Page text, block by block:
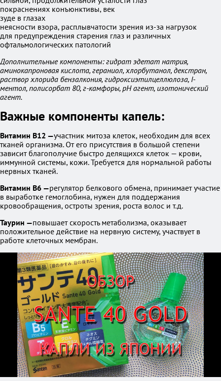
покраснениях конъюнктивы, век
зуде в глазах
неясности взора, расплывчатости зрения из-за нагрузок
для предупреждения старения глаз и различных
офтальмологических патологий
Дополнительные компоненты: гидрат эдетат натрия,
аминокапроновая кислота, гераниол, хлорбутанол, декстран,
раствор хлорида бензалкония, гидроксиэтилцеллюлоза, I-
ментол, полисорбат 80, г-камфоры, рН агент, изотонический
агент.
Важные компоненты капель:
Витамин В12 —участник митоза клеток, необходим для всех
тканей организма. От его присутствия в большой степени
зависит благополучие быстро делящихся клеток — крови,
иммунной системы, кожи. Требуется для нормальной работы
нервных тканей.
Витамин B6 —регулятор белкового обмена, принимает участие
в выработке гемоглобина, нужен для поддержания
кровообращения, остроты зрения, роста волос и т.д.
Таурин —повышает скорость метаболизма, оказывает
положительное действие на нервную систему, участвует в
работе клеточных мембран.